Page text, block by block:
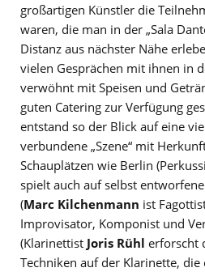
großartigen Künstler die
waren, die man in der „Sala
Distanz aus nächster Nähe
vielen Gesprächen mit ihnen in
verwöhnt mit Speisen und
guten Catering zur Verfügung
entstand so der Blick auf eine
verbundene „Szene“ mit
Schauplätzen wie Berlin
spielt auch auf selbst
(Marc Kilchenmann ist
Improvisator, Komponist und
(Klarinettist Joris Rühl erforscht
Techniken auf der Klarinette,